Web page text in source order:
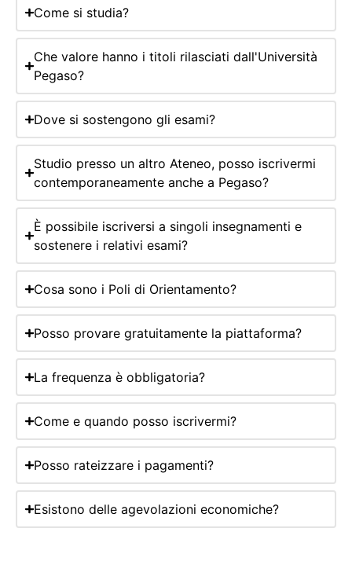
Come si studia?
Che valore hanno i titoli rilasciati dall'Università
Pegaso?
Dove si sostengono gli esami?
Studio presso un altro Ateneo, posso iscrivermi
contemporaneamente anche a Pegaso?
È possibile iscriversi a singoli insegnamenti e
sostenere i relativi esami?
Cosa sono i Poli di Orientamento?
Posso provare gratuitamente la piattaforma?
La frequenza è obbligatoria?
Come e quando posso iscrivermi?
Posso rateizzare i pagamenti?
Esistono delle agevolazioni economiche?